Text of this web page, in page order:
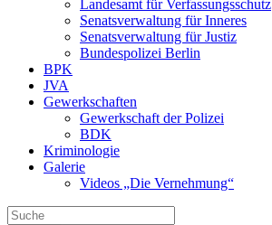
Landesamt für Verfassungsschutz
Senatsverwaltung für Inneres
Senatsverwaltung für Justiz
Bundespolizei Berlin
BPK
JVA
Gewerkschaften
Gewerkschaft der Polizei
BDK
Kriminologie
Galerie
Videos „Die Vernehmung“